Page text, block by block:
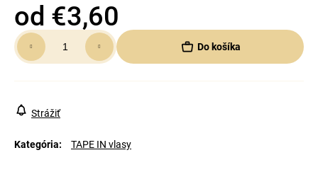
od €3,60
Jednotková
cena:
Do košíka
Kategória: TAPE IN vlasy
Strážiť